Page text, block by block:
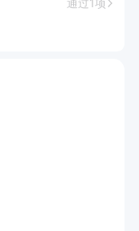
通过1项